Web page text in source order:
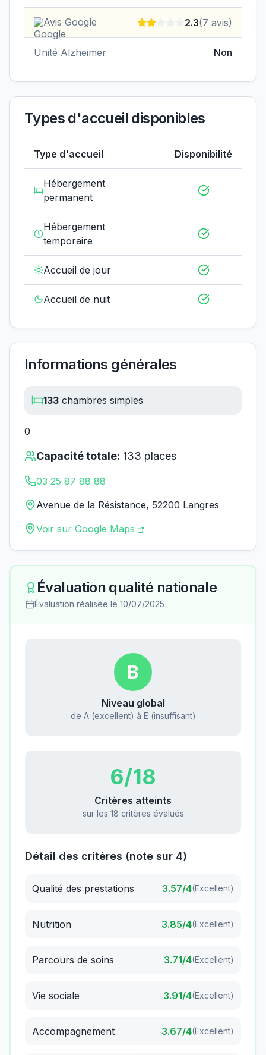
Avis Google 2.3(7 avis)
Unité Alzheimer Non
Types d'accueil disponibles
Type d'accueil Disponibilité
Hébergement
permanent
Hébergement
temporaire
Accueil de jour
Accueil de nuit
Informations générales
133 chambres simples
0
Capacité totale: 133 places
03 25 87 88 88
Avenue de la Résistance, 52200 Langres
Voir sur Google Maps
Évaluation qualité nationale
Évaluation réalisée le 10/07/2025
B
Niveau global
de A (excellent) à E (insuffisant)
6/18
Critères atteints
sur les 18 critères évalués
Détail des critères (note sur 4)
Qualité des prestations 3.57/4(Excellent)
Nutrition 3.85/4(Excellent)
Parcours de soins 3.71/4(Excellent)
Vie sociale 3.91/4(Excellent)
Accompagnement 3.67/4(Excellent)